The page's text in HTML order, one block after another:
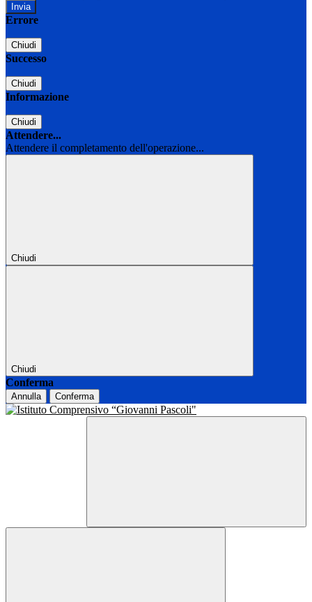
Errore
Chiudi
Successo
Chiudi
Informazione
Chiudi
Attendere...
Attendere il completamento dell'operazione...
Chiudi
Chiudi
Conferma
Annulla Conferma